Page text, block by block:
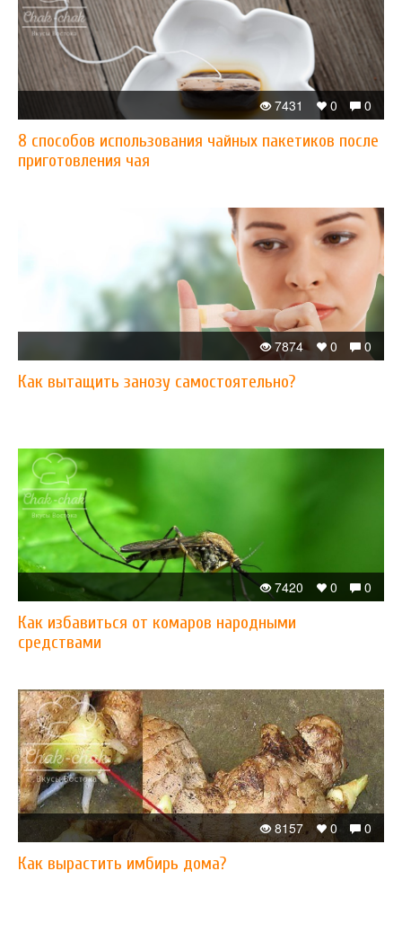
0
0
7431
8 способов использования чайных пакетиков после
приготовления чая
0
0
7874
Как вытащить занозу самостоятельно?
0
0
7420
Как избавиться от комаров народными
средствами
0
0
8157
Как вырастить имбирь дома?